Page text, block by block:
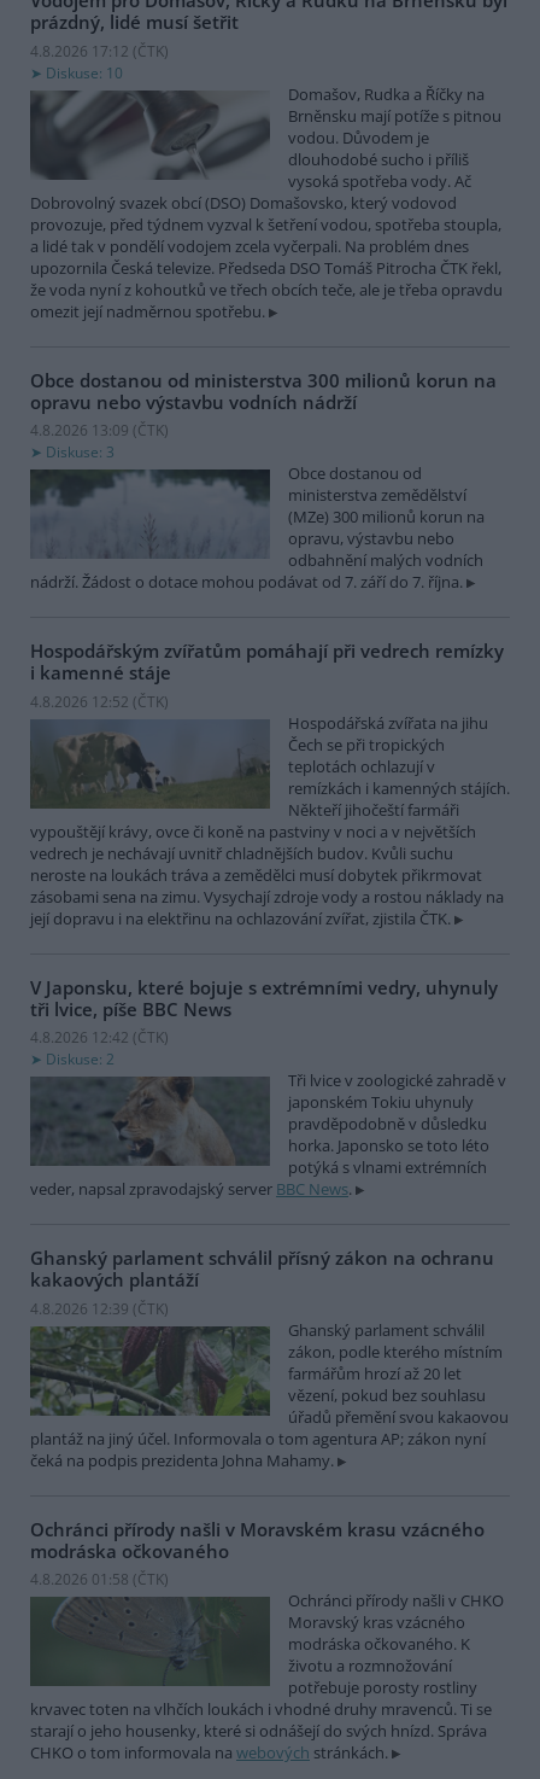
prázdný, lidé musí šetřit
4.8.2026 17:12 (ČTK)
Diskuse: 10
Domašov, Rudka a Říčky na
Brněnsku mají potíže s pitnou
vodou. Důvodem je
dlouhodobé sucho i příliš
vysoká spotřeba vody. Ač
Dobrovolný svazek obcí (DSO) Domašovsko, který vodovod
provozuje, před týdnem vyzval k šetření vodou, spotřeba stoupla,
a lidé tak v pondělí vodojem zcela vyčerpali. Na problém dnes
upozornila Česká televize. Předseda DSO Tomáš Pitrocha ČTK řekl,
že voda nyní z kohoutků ve třech obcích teče, ale je třeba opravdu
omezit její nadměrnou spotřebu.
Obce dostanou od ministerstva 300 milionů korun na
opravu nebo výstavbu vodních nádrží
4.8.2026 13:09 (ČTK)
Diskuse: 3
Obce dostanou od
ministerstva zemědělství
(MZe) 300 milionů korun na
opravu, výstavbu nebo
odbahnění malých vodních
nádrží. Žádost o dotace mohou podávat od 7. září do 7. října.
Hospodářským zvířatům pomáhají při vedrech remízky
i kamenné stáje
4.8.2026 12:52 (ČTK)
Hospodářská zvířata na jihu
Čech se při tropických
teplotách ochlazují v
remízkách i kamenných stájích.
Někteří jihočeští farmáři
vypouštějí krávy, ovce či koně na pastviny v noci a v největších
vedrech je nechávají uvnitř chladnějších budov. Kvůli suchu
neroste na loukách tráva a zemědělci musí dobytek přikrmovat
zásobami sena na zimu. Vysychají zdroje vody a rostou náklady na
její dopravu i na elektřinu na ochlazování zvířat, zjistila ČTK.
V Japonsku, které bojuje s extrémními vedry, uhynuly
tři lvice, píše BBC News
4.8.2026 12:42 (ČTK)
Diskuse: 2
Tři lvice v zoologické zahradě v
japonském Tokiu uhynuly
pravděpodobně v důsledku
horka. Japonsko se toto léto
potýká s vlnami extrémních
veder, napsal zpravodajský server BBC News.
Ghanský parlament schválil přísný zákon na ochranu
kakaových plantáží
4.8.2026 12:39 (ČTK)
Ghanský parlament schválil
zákon, podle kterého místním
farmářům hrozí až 20 let
vězení, pokud bez souhlasu
úřadů přemění svou kakaovou
plantáž na jiný účel. Informovala o tom agentura AP; zákon nyní
čeká na podpis prezidenta Johna Mahamy.
Ochránci přírody našli v Moravském krasu vzácného
modráska očkovaného
4.8.2026 01:58 (ČTK)
Ochránci přírody našli v CHKO
Moravský kras vzácného
modráska očkovaného. K
životu a rozmnožování
potřebuje porosty rostliny
krvavec toten na vlhčích loukách i vhodné druhy mravenců. Ti se
starají o jeho housenky, které si odnášejí do svých hnízd. Správa
CHKO o tom informovala na webových stránkách.